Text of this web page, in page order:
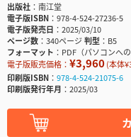
出版社
南江堂
電子版ISBN
978-4-524-27236-5
電子版発売日
2025/03/10
ページ数
340ページ判型
B5
フォーマット
PDF（パソコンへ
電子版販売価格： ¥3,960(本体
印刷版ISBN
978-4-524-21075-6
印刷版発行年月
2025/03